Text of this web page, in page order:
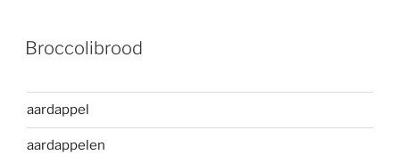
Broccolibrood
aardappel
aardappelen